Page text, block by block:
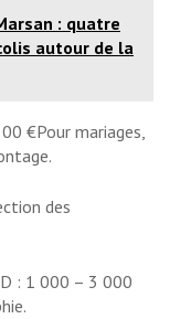
: quatre
autour de la
€Pour mariages,
des
: 1 000 – 3 000